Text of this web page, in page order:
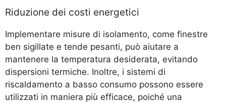
Riduzione dei costi energetici
Implementare misure di isolamento, come finestre
ben sigillate e tende pesanti, può aiutare a
mantenere la temperatura desiderata, evitando
dispersioni termiche. Inoltre, i sistemi di
riscaldamento a basso consumo possono essere
utilizzati in maniera più efficace, poiché una